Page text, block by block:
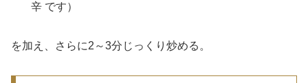
辛 です）
を加え、さらに2～3分じっくり炒める。